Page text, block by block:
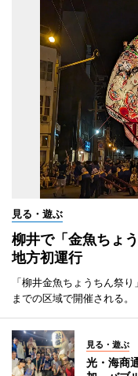
見る・遊ぶ
柳井で「金魚ちょ
地方初運行
「柳井金魚ちょうちん祭
までの区域で開催される。
見る・遊ぶ
光・海商